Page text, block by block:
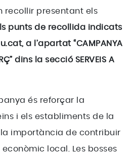
recollir presentant els
punts de recollida indicats
a l’apartat “CAMPANYA
dins la secció SERVEIS A
és reforçar la
i els establiments de la
importància de contribuir
local. Les bosses